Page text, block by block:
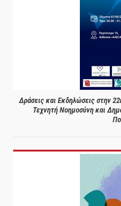
Δράσεις και Εκδηλώσεις στην
Τεχνητή Νοημοσύνη και